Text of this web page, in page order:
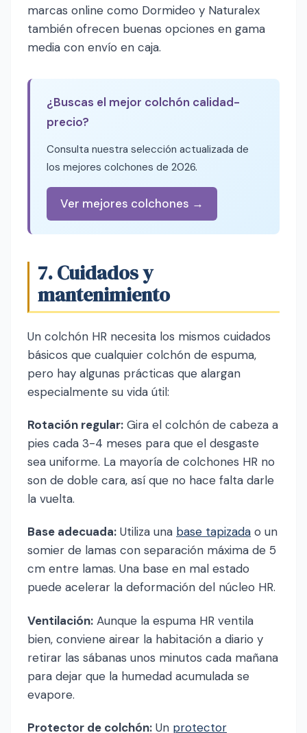
marcas online como Dormideo y Naturalex
también ofrecen buenas opciones en gama
media con envío en caja.
¿Buscas el mejor colchón calidad-
precio?
Consulta nuestra selección actualizada de
los mejores colchones de 2026.
Ver mejores colchones →
7. Cuidados y
mantenimiento
Un colchón HR necesita los mismos cuidados
básicos que cualquier colchón de espuma,
pero hay algunas prácticas que alargan
especialmente su vida útil:
Rotación regular: Gira el colchón de cabeza a
pies cada 3-4 meses para que el desgaste
sea uniforme. La mayoría de colchones HR no
son de doble cara, así que no hace falta darle
la vuelta.
Base adecuada: Utiliza una base tapizada o un
somier de lamas con separación máxima de 5
cm entre lamas. Una base en mal estado
puede acelerar la deformación del núcleo HR.
Ventilación: Aunque la espuma HR ventila
bien, conviene airear la habitación a diario y
retirar las sábanas unos minutos cada mañana
para dejar que la humedad acumulada se
evapore.
Protector de colchón: Un protector